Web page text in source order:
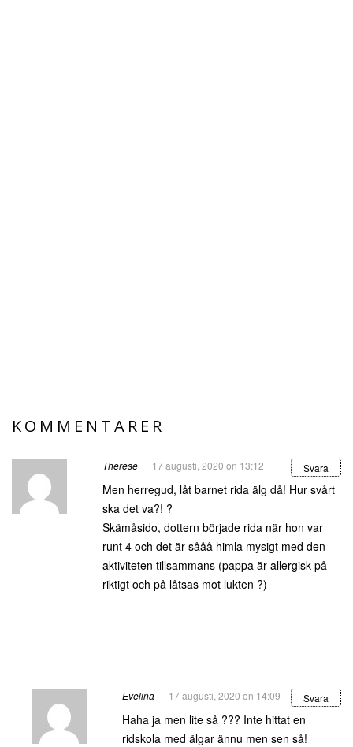
KOMMENTARER
Therese 17 augusti, 2020 on 13:12 Svara
Men herregud, låt barnet rida älg då! Hur svårt
ska det va?! ?
Skämåsido, dottern började rida när hon var
runt 4 och det är sååå himla mysigt med den
aktiviteten tillsammans (pappa är allergisk på
riktigt och på låtsas mot lukten ?)
Evelina 17 augusti, 2020 on 14:09 Svara
Haha ja men lite så ??? Inte hittat en
ridskola med älgar ännu men sen så!